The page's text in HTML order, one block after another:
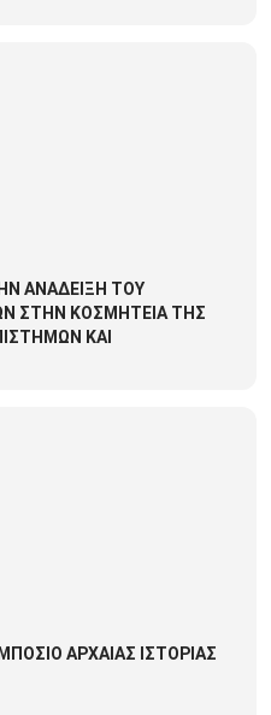
ΑΝΑΔΕΙΞΗ ΤΟΥ
ΣΤΗΝ ΚΟΣΜΗΤΕΙΑ ΤΗΣ
ΚΑΙ
ΠΑΝΕΠΙΣΤΗΜΙΟΥ
ΑΡΧΑΙΑΣ ΙΣΤΟΡΙΑΣ